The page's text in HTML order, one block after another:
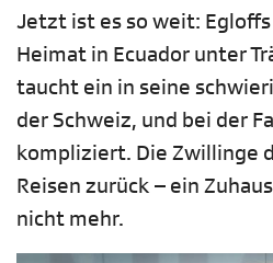
Jetzt ist es so weit:
Heimat in Ecuador unter
taucht ein in seine
der Schweiz, und bei der
kompliziert. Die Zwillinge
Reisen zurück – ein
nicht mehr.